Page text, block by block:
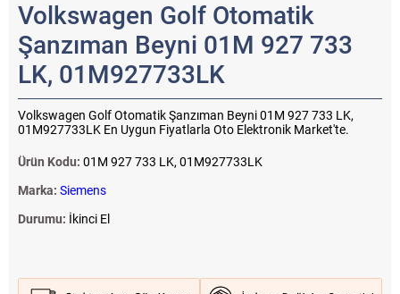
Volkswagen Golf Otomatik
Şanzıman Beyni 01M 927 733
LK, 01M927733LK
Volkswagen Golf Otomatik Şanzıman Beyni 01M 927 733 LK,
01M927733LK En Uygun Fiyatlarla Oto Elektronik Market'te.
Ürün Kodu: 01M 927 733 LK, 01M927733LK
Marka: Siemens
Durumu: İkinci El